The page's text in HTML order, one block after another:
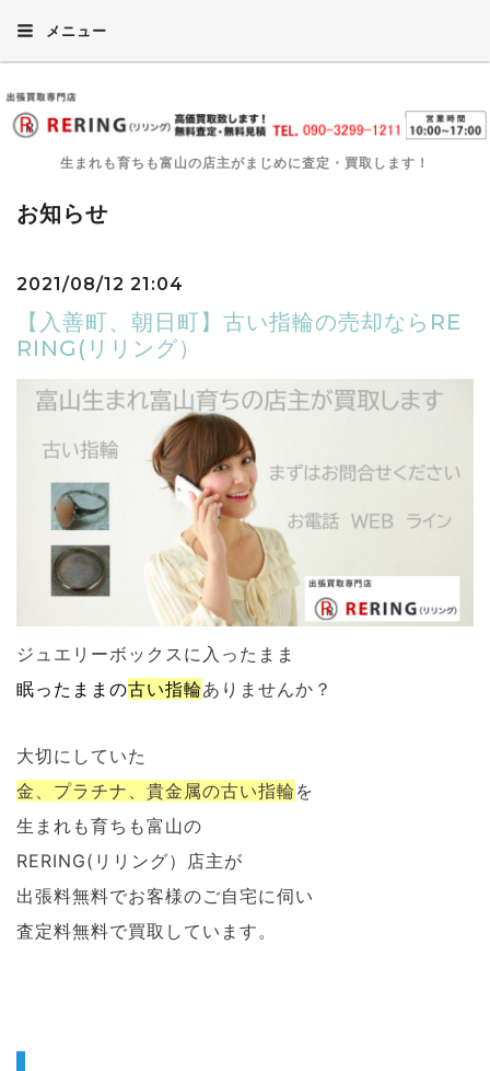
メニュー
生まれも育ちも富山の店主がまじめに査定・買取します！
お知らせ
2021/08/12 21:04
【入善町、朝日町】古い指輪の売却ならRE
RING(リリング）
ジュエリーボックスに入ったまま
眠ったままの古い指輪ありませんか？
大切にしていた
金、プラチナ、貴金属の古い指輪 を
生まれも育ちも富山の
RERING(リリング）店主が
出張料無料でお客様のご自宅に伺い
査定料無料で買取しています。